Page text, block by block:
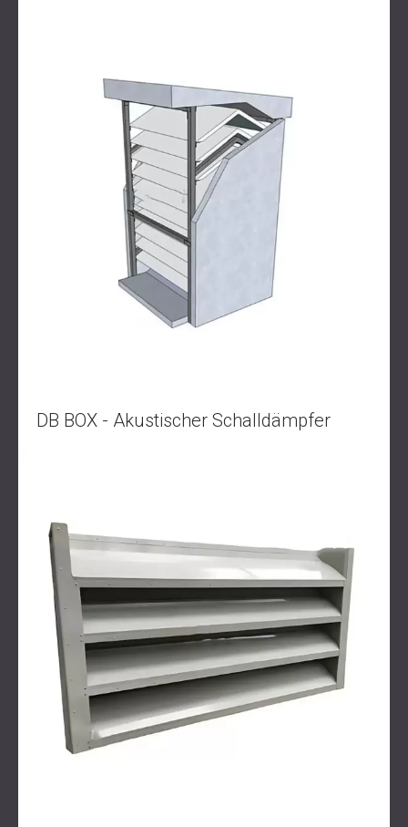
AKUSTIKLÖSUNGEN FÜR
EINZELHANDELSFLÄCHEN
SCHALLSCHUTZ UND AKUSTIK FÜR
BILDUNGSEINRICHTUNGEN
SCHALLSCHUTZ UND AKUSTIK FÜR
GESUNDHEITSEINRICHTUNGE
SCHALLSCHUTZ UND
AKUSTIKLÖSUNGEN FÜR DEN
AUDIOLOGIEBEREICH
SCHALLDÄMMUNG UND
AKUSTIKLÖSUNGEN FÜR
USA (US)
SOUTH AFRICA (ZA)
DB BOX - Akustischer Schalldämpfer